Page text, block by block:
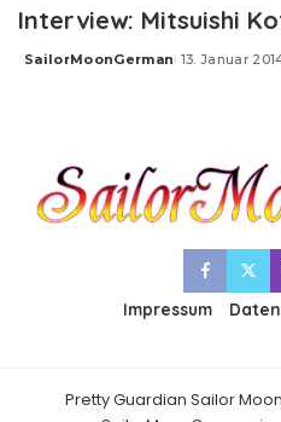
Interview: Mitsuishi
Posted
SailorMoonGerman 13. Januar
Impressum
Pretty Guardian Sailor